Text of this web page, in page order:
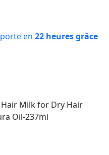
en 22 heures grâce
Milk for Dry Hair
Oil-237ml